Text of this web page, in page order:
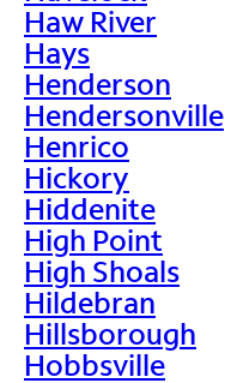
Haw River
Hays
Henderson
Hendersonville
Henrico
Hickory
Hiddenite
High Point
High Shoals
Hildebran
Hillsborough
Hobbsville